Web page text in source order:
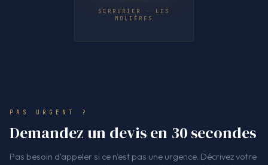
SERRURIER · LES
MOLIÈRES
PAS URGENT ?
Demandez un devis en 30 secondes
Pas besoin d'appeler si ce n'est pas une urgence. Décrivez votre